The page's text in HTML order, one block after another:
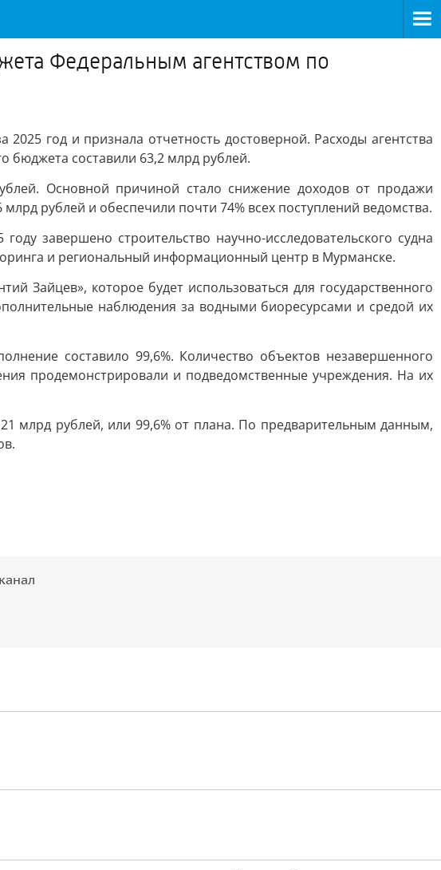
Федеральным агентством по
год и признала отчетность достоверной. Расходы агентства
бюджета составили 63,2 млрд рублей.
Основной причиной стало снижение доходов от продажи
рублей и обеспечили почти 74% всех поступлений ведомства.
завершено строительство научно-исследовательского судна
и региональный информационный центр в Мурманске.
Зайцев», которое будет использоваться для государственного
наблюдения за водными биоресурсами и средой их
составило 99,6%. Количество объектов незавершенного
продемонстрировали и подведомственные учреждения. На их
млрд рублей, или 99,6% от плана. По предварительным данным,